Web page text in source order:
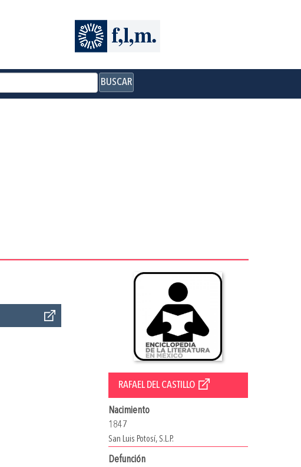
BUSCAR
RAFAEL DEL CASTILLO
Nacimiento
1847
San Luis Potosí, S.L.P.
Defunción